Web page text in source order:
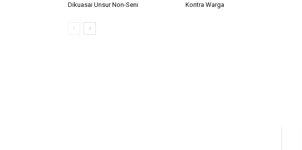
Dikuasai Unsur Non-Seni
Kontra Warga